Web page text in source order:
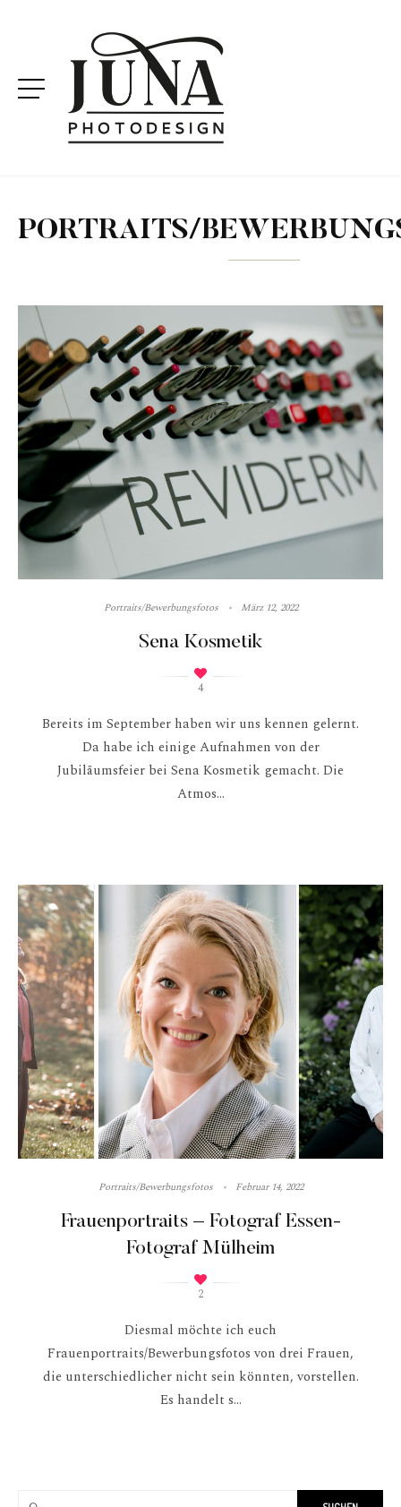
PORTRAITS/
Portraits/Bewerbungsfotos März 12, 2022
Sena Kosmetik
4
Bereits im September haben wir uns kennen gelernt.
Da habe ich einige Aufnahmen von der
Jubiläumsfeier bei Sena Kosmetik gemacht. Die
Atmos...
Portraits/Bewerbungsfotos Februar 14, 2022
Frauenportraits – Fotograf Essen-
Fotograf Mülheim
2
Diesmal möchte ich euch
Frauenportraits/Bewerbungsfotos von drei Frauen,
die unterschiedlicher nicht sein könnten, vorstellen.
Es handelt s...